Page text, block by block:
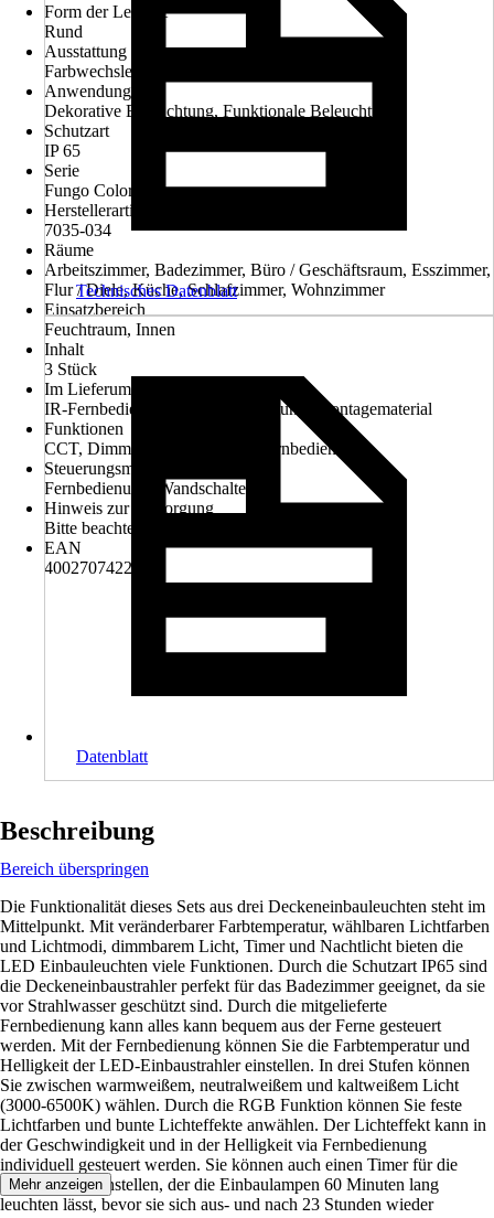
Form der Leuchte
Rund
Ausstattung
Farbwechsler, Fernbedienung, Nachtlichtfunktion
Anwendung
Dekorative Beleuchtung, Funktionale Beleuchtung
Schutzart
IP 65
Serie
Fungo Color
Herstellerartikelnummer
7035-034
Räume
Arbeitszimmer, Badezimmer, Büro / Geschäftsraum, Esszimmer,
Flur / Diele, Küche, Schlafzimmer, Wohnzimmer
Einsatzbereich
Feuchtraum, Innen
Inhalt
3 Stück
Im Lieferumfang enthalten
IR-Fernbedienung, Montageanleitung, Montagematerial
Funktionen
CCT, Dimmbar, Dimmbar mit Fernbedienung
Steuerungsmöglichkeit
Fernbedienung, Wandschalter
Hinweis zur Entsorgung
Bitte beachte die Hinweise zur Entsorgung
EAN
4002707422945
Technisches Datenblatt
Datenblatt
Beschreibung
Bereich überspringen
Die Funktionalität dieses Sets aus drei Deckeneinbauleuchten steht im
Mittelpunkt. Mit veränderbarer Farbtemperatur, wählbaren Lichtfarben
und Lichtmodi, dimmbarem Licht, Timer und Nachtlicht bieten die
LED Einbauleuchten viele Funktionen. Durch die Schutzart IP65 sind
die Deckeneinbaustrahler perfekt für das Badezimmer geeignet, da sie
vor Strahlwasser geschützt sind. Durch die mitgelieferte
Fernbedienung kann alles kann bequem aus der Ferne gesteuert
werden. Mit der Fernbedienung können Sie die Farbtemperatur und
Helligkeit der LED-Einbaustrahler einstellen. In drei Stufen können
Sie zwischen warmweißem, neutralweißem und kaltweißem Licht
(3000-6500K) wählen. Durch die RGB Funktion können Sie feste
Lichtfarben und bunte Lichteffekte anwählen. Der Lichteffekt kann in
der Geschwindigkeit und in der Helligkeit via Fernbedienung
individuell gesteuert werden. Sie können auch einen Timer für die
Deckenspots einstellen, der die Einbaulampen 60 Minuten lang
leuchten lässt, bevor sie sich aus- und nach 23 Stunden wieder
Mehr anzeigen